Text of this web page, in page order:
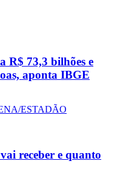
R$ 73,3 bilhões e
aponta IBGE
receber e quanto